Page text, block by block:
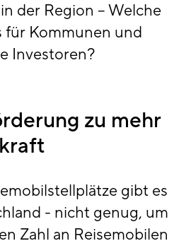
der Region – Welche
Kommunen und
Investoren?
zu mehr
gibt es
- nicht genug, um
Zahl an Reisemobilen